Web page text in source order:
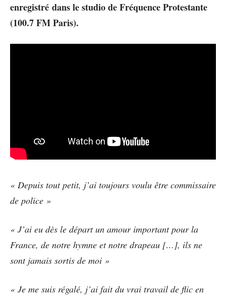
enregistré dans le studio de Fréquence Protestante
(100.7 FM Paris).
« Depuis tout petit, j’ai toujours voulu être commissaire
de police »
« J’ai eu dès le départ un amour important pour la
France, de notre hymne et notre drapeau […], ils ne
sont jamais sortis de moi »
« Je me suis régalé, j’ai fait du vrai travail de flic en